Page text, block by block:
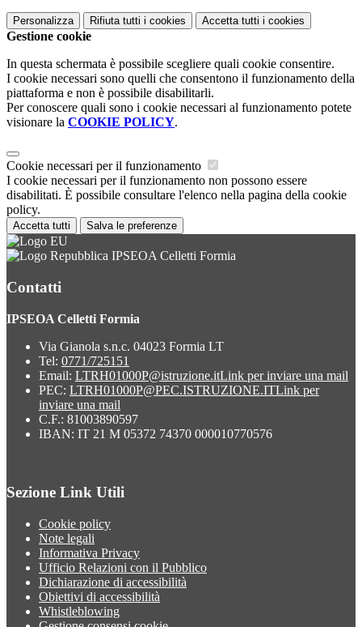
Personalizza Rifiuta tutti i cookies Accetta tutti i cookies
Gestione cookie
In questa schermata è possibile scegliere quali cookie consentire.
I cookie necessari sono quelli che consentono il funzionamento della
piattaforma e non è possibile disabilitarli.
Per conoscere quali sono i cookie necessari al funzionamento potete
visionare la COOKIE POLICY.
Cookie necessari per il funzionamento
I cookie necessari per il funzionamento non possono essere
disabilitati. È possibile consultare l'elenco nella pagina della cookie
policy.
Accetta tutti Salva le preferenze
IPSEOA Celletti Formia
Contatti
IPSEOA Celletti Formia
Via Gianola s.n.c. 04023 Formia LT
Tel: 0771/725151
Email: LTRH01000P@istruzione.itLink per inviare una mail
PEC: LTRH01000P@PEC.ISTRUZIONE.ITLink per
inviare una mail
C.F.: 81003890597
IBAN: IT 21 M 05372 74370 000010770576
Sezione Link Utili
Cookie policy
Note legali
Informativa Privacy
Ufficio Relazioni con il Pubblico
Dichiarazione di accessibilità
Obiettivi di accessibilità
Whistleblowing